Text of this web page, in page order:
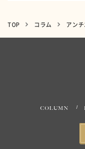
TOP コラム アンチ
COLUMN